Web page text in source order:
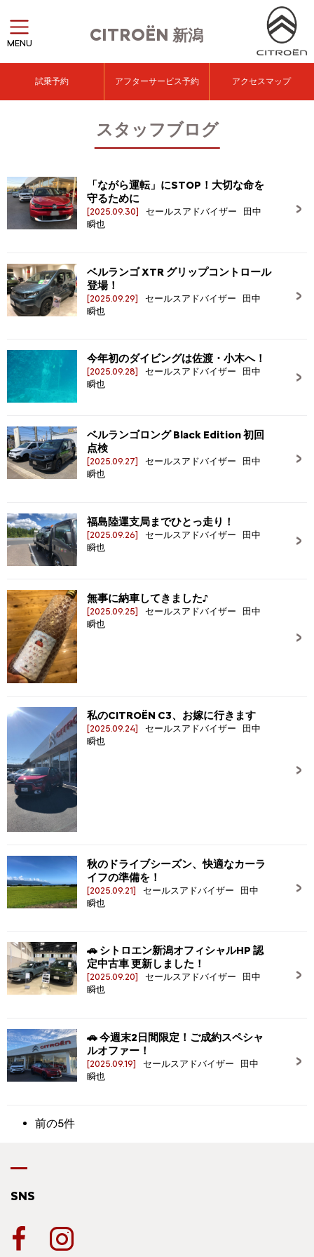
CITROËN 新潟
MENU
試乗予約 アフターサービス予約 アクセスマップ
スタッフブログ
「ながら運転」にSTOP！大切な命を
守るために
[2025.09.30]
セールスアドバイザー 田中
瞬也
ベルランゴ XTR グリップコントロール
登場！
[2025.09.29]
セールスアドバイザー 田中
瞬也
今年初のダイビングは佐渡・小木へ！
[2025.09.28]
セールスアドバイザー 田中
瞬也
ベルランゴロング Black Edition 初回
点検
[2025.09.27]
セールスアドバイザー 田中
瞬也
福島陸運支局までひとっ走り！
[2025.09.26]
セールスアドバイザー 田中
瞬也
無事に納車してきました♪
[2025.09.25]
セールスアドバイザー 田中
瞬也
私のCITROËN C3、お嫁に行きます
[2025.09.24]
セールスアドバイザー 田中
瞬也
秋のドライブシーズン、快適なカーラ
イフの準備を！
[2025.09.21]
セールスアドバイザー 田中
瞬也
🚗 シトロエン新潟オフィシャルHP 認
定中古車 更新しました！
[2025.09.20]
セールスアドバイザー 田中
瞬也
🚗 今週末2日間限定！ご成約スペシャ
ルオファー！
[2025.09.19]
セールスアドバイザー 田中
瞬也
前の5件
SNS